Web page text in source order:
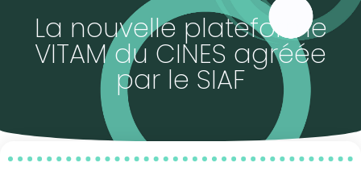
La nouvelle plateforme
VITAM du CINES agréée
par le SIAF